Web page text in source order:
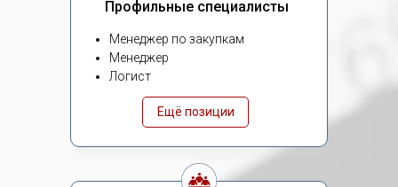
Профильные специалисты
Менеджер по закупкам
Менеджер
Логист
Ещё позиции